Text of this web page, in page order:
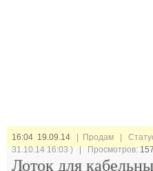
16:04 19.09.14 | Продам |
31.10.14 16:03 ) | Просмотров:
Лоток для